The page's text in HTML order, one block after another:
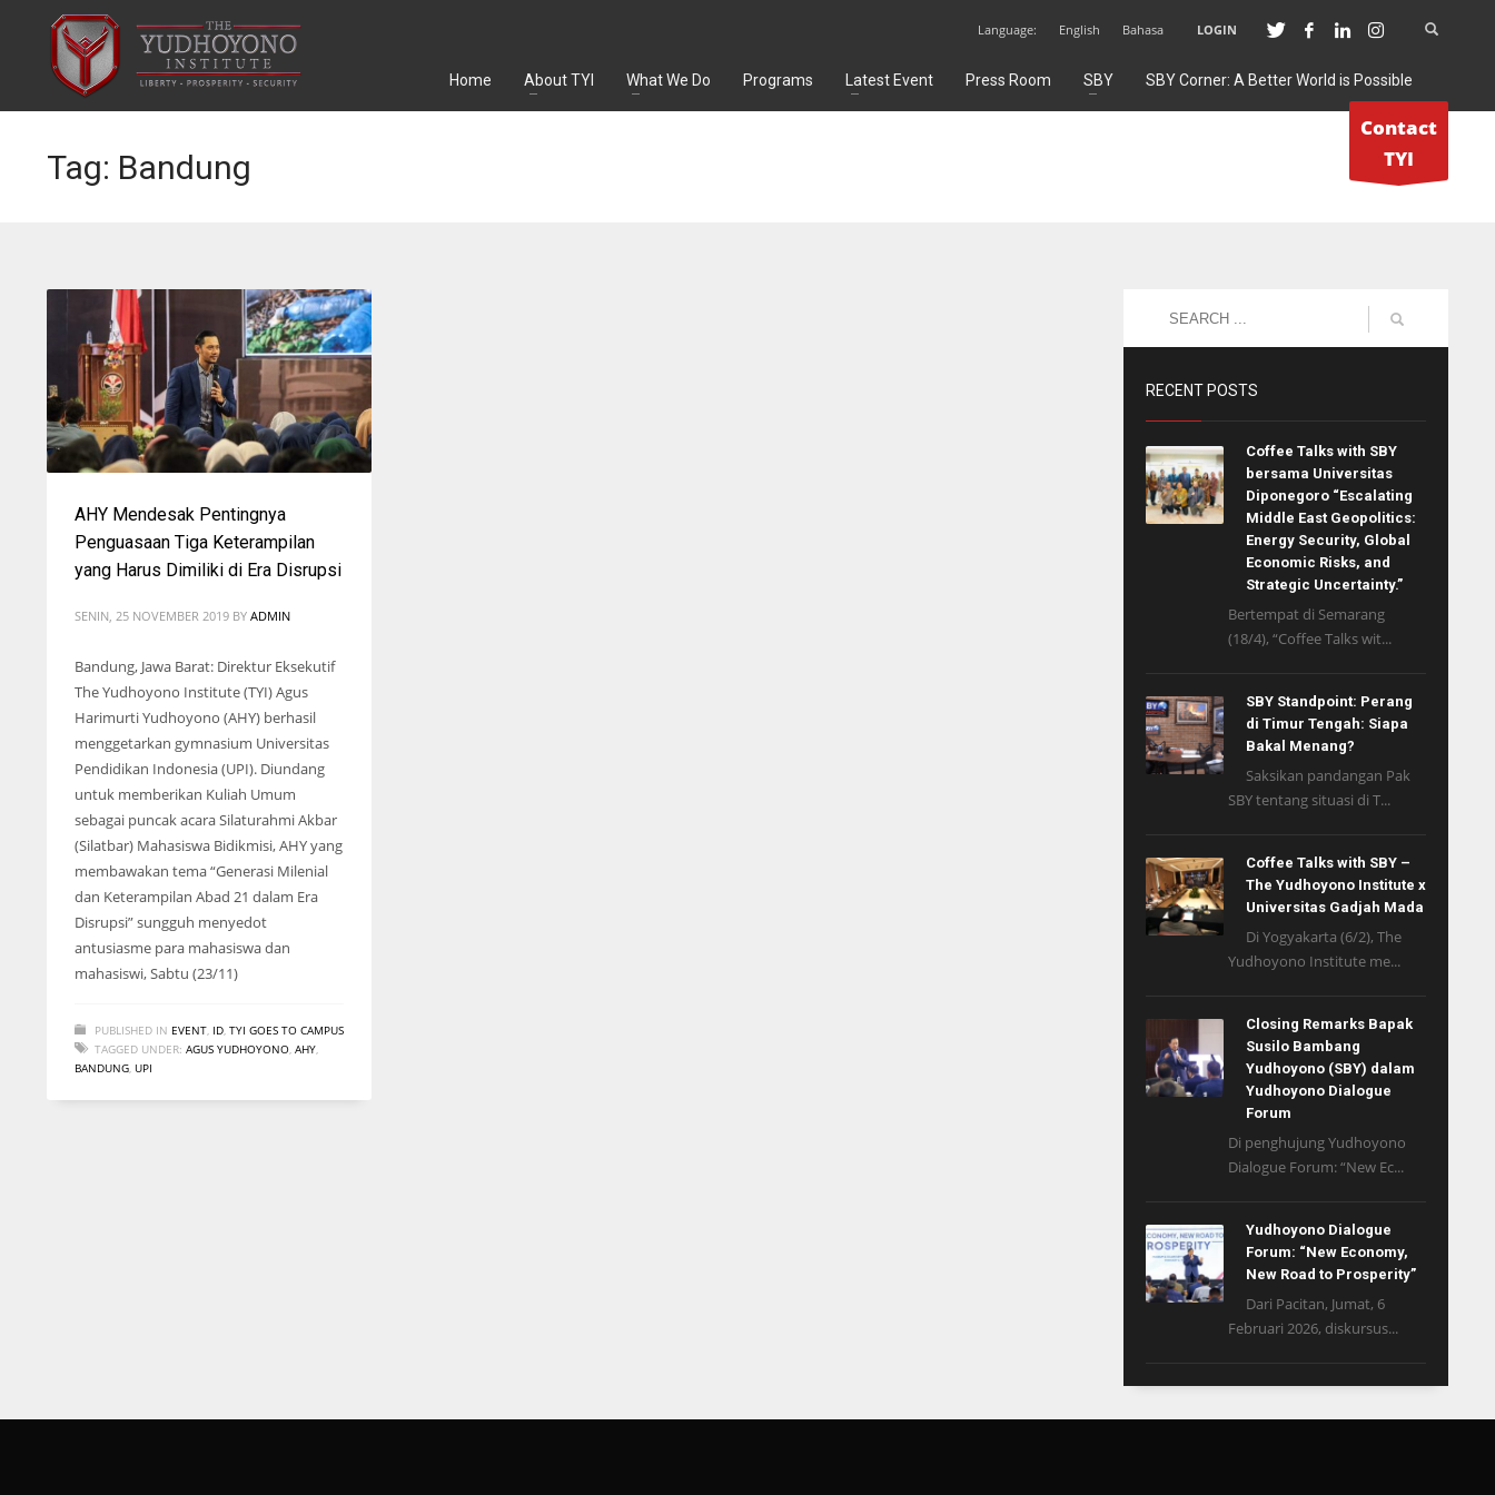
Language: English Bahasa LOGIN
Home About TYI What We Do Programs Latest Event Press Room SBY SBY Corner: A Better World is Possible
Contact
TYI
Tag: Bandung
AHY Mendesak Pentingnya
Penguasaan Tiga Keterampilan
yang Harus Dimiliki di Era Disrupsi
SENIN, 25 NOVEMBER 2019 BY ADMIN
Bandung, Jawa Barat: Direktur Eksekutif
The Yudhoyono Institute (TYI) Agus
Harimurti Yudhoyono (AHY) berhasil
menggetarkan gymnasium Universitas
Pendidikan Indonesia (UPI). Diundang
untuk memberikan Kuliah Umum
sebagai puncak acara Silaturahmi Akbar
(Silatbar) Mahasiswa Bidikmisi, AHY yang
membawakan tema “Generasi Milenial
dan Keterampilan Abad 21 dalam Era
Disrupsi” sungguh menyedot
antusiasme para mahasiswa dan
mahasiswi, Sabtu (23/11)
PUBLISHED IN EVENT, ID, TYI GOES TO CAMPUS
TAGGED UNDER: AGUS YUDHOYONO, AHY,
BANDUNG, UPI
RECENT POSTS
Coffee Talks with SBY
bersama Universitas
Diponegoro “Escalating
Middle East Geopolitics:
Energy Security, Global
Economic Risks, and
Strategic Uncertainty.”
Bertempat di Semarang
(18/4), “Coffee Talks wit...
SBY Standpoint: Perang
di Timur Tengah: Siapa
Bakal Menang?
Saksikan pandangan Pak
SBY tentang situasi di T...
Coffee Talks with SBY –
The Yudhoyono Institute x
Universitas Gadjah Mada
Di Yogyakarta (6/2), The
Yudhoyono Institute me...
Closing Remarks Bapak
Susilo Bambang
Yudhoyono (SBY) dalam
Yudhoyono Dialogue
Forum
Di penghujung Yudhoyono
Dialogue Forum: “New Ec...
Yudhoyono Dialogue
Forum: “New Economy,
New Road to Prosperity”
Dari Pacitan, Jumat, 6
Februari 2026, diskursus...